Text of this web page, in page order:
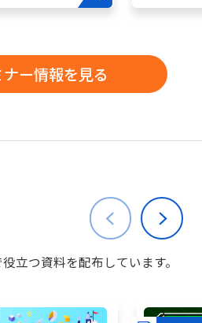
ー情報を見る
立つ資料を配布しています。